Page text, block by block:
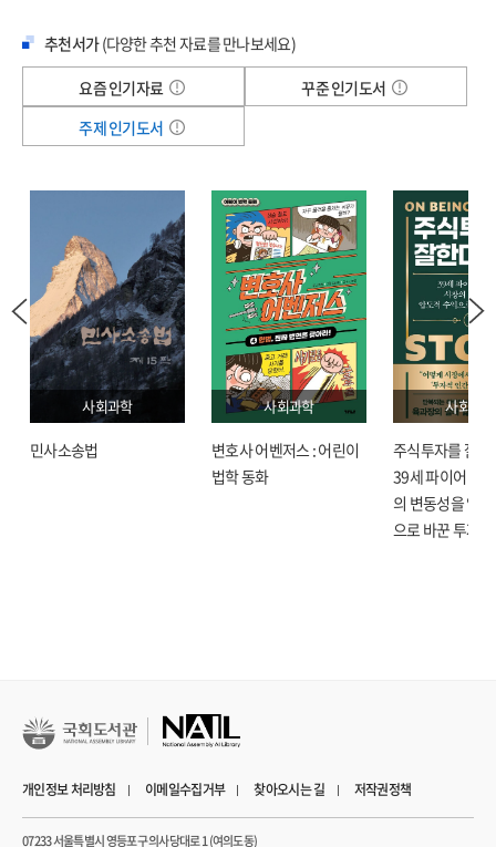
이 책의 장점은 다양한 사람들을 직접 만나고 그 경험을 폭넓게 담아 우리가 보지
못했던 독거노인의 하루, 일상은 물론 현장의 목소리를 입체적으로 담아냈다는
것이다. 혼자 지내는 노인이라 하더라도 개인차는 크다. 이를 고려해 다양한 연령과
지역, 돌봄 로봇 사용 경험치 등이 서로 다른 어르신을 40명 가까이 만나 대면
자세히 살펴보고 돌봄의 미래를 위해 준비해야 할 일들을 가늠해 보았다.
“상담을 진행할 때, 돌봄 로봇은 어르신의 마음을 여는 데 아주 효과적인 매개체
역할을 합니다. 전화통화로는 대화가 쉽지 않아 집에 방문하려 하면 “왜 와?” 하며
경계심을 드러내시는 분이 있어요. 하지만 “돌봄 로봇 보러 갈게요”라고 말씀
드리면 자연스럽게 방문을 받아들이세요. 어르신 입장에서는 갑작스럽게 복지사가
찾아오는 것보다 돌봄 로봇 점검이라는 명분이 훨씬 편하게 느껴지시는 거죠.”
_154쪽, ‘마음의 문을 여는 열쇠’ 중에서
현장에서 만난 복지사는 돌봄 로봇의 역할 중 가장 유효한 것 중 하나로 닫힌 마음의
문을 열고 대화의 물꼬를 트는 매개로서의 역할을 강조했다. 돌봄 로봇이라는
이야깃거리를 가지고 집을 방문하는 순간 문이 열리고 개인적인 이야기, 힘든
부분도 자연스럽게 소통하는 모습은 책 곳곳에 고스란히 담겨 돌봄 로봇의 효과를
등 적응 인프라 구축이 우선되어야 하지요. 복지 현장 종사자 대상 전문 교육, 개별
맞춤형 서비스 개발 지원, 감정 관리 전문 상담 서비스도 필요합니다. 무엇보다
지속가능한 지원 체계가 마련되어야 진정한 확산과 내실화를 이룰 수 있습니다.” -
강남대학교 박영란 교수
추천서가(다양한 추천 자료를 만나보세요)
요즘 인기자료
꾸준 인기도서
주제 인기도서
사회과학
민사소송법
사회과학
변호사 어벤저스 : 어린이
법학 동화
사회과학
주식투자를 잘한
39세 파이어 육
의 변동성을 압
으로 바꾼 투자
개인정보 처리방침 이메일수집거부 찾아오시는 길 저작권정책
07233 서울특별시 영등포구 의사당대로 1 (여의도동)